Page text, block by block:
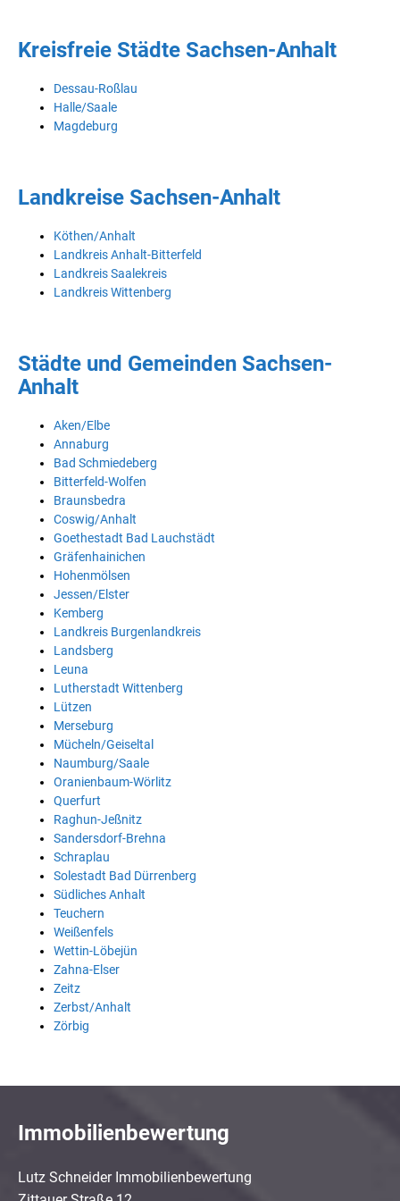
Kreisfreie Städte Sachsen-Anhalt
Dessau-Roßlau
Halle/Saale
Magdeburg
Landkreise Sachsen-Anhalt
Köthen/Anhalt
Landkreis Anhalt-Bitterfeld
Landkreis Saalekreis
Landkreis Wittenberg
Städte und Gemeinden Sachsen-
Anhalt
Aken/Elbe
Annaburg
Bad Schmiedeberg
Bitterfeld-Wolfen
Braunsbedra
Coswig/Anhalt
Goethestadt Bad Lauchstädt
Gräfenhainichen
Hohenmölsen
Jessen/Elster
Kemberg
Landkreis Burgenlandkreis
Landsberg
Leuna
Lutherstadt Wittenberg
Lützen
Merseburg
Mücheln/Geiseltal
Naumburg/Saale
Oranienbaum-Wörlitz
Querfurt
Raghun-Jeßnitz
Sandersdorf-Brehna
Schraplau
Solestadt Bad Dürrenberg
Südliches Anhalt
Teuchern
Weißenfels
Wettin-Löbejün
Zahna-Elser
Zeitz
Zerbst/Anhalt
Zörbig
Immobilienbewertung
Lutz Schneider Immobilienbewertung